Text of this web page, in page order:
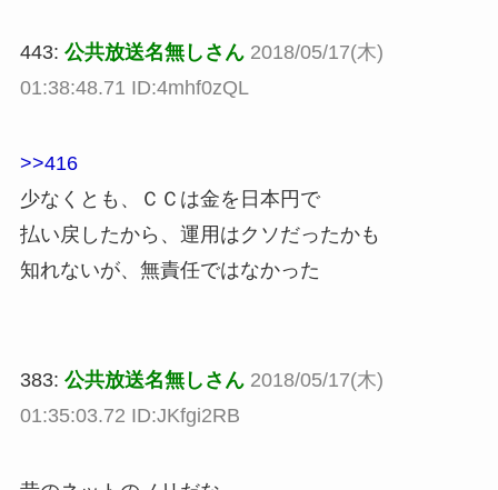
443: 公共放送名無しさん 2018/05/17(木)
01:38:48.71 ID:4mhf0zQL
>>416
少なくとも、ＣＣは金を日本円で
払い戻したから、運用はクソだったかも
知れないが、無責任ではなかった
383: 公共放送名無しさん 2018/05/17(木)
01:35:03.72 ID:JKfgi2RB